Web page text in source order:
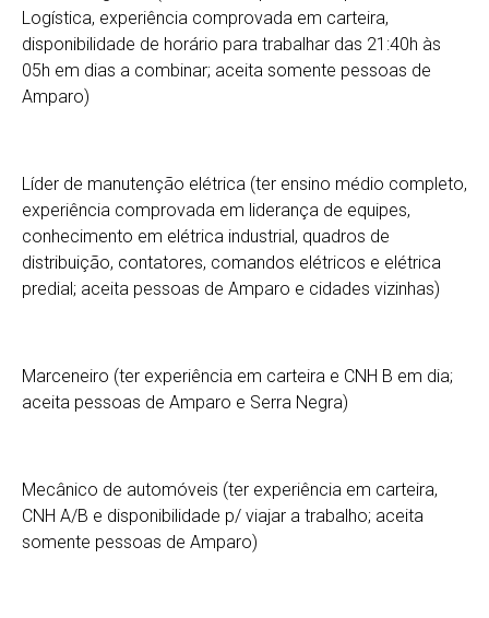
Logística, experiência comprovada em carteira,
disponibilidade de horário para trabalhar das 21:40h às
05h em dias a combinar; aceita somente pessoas de
Amparo)
Líder de manutenção elétrica (ter ensino médio completo,
experiência comprovada em liderança de equipes,
conhecimento em elétrica industrial, quadros de
distribuição, contatores, comandos elétricos e elétrica
predial; aceita pessoas de Amparo e cidades vizinhas)
Marceneiro (ter experiência em carteira e CNH B em dia;
aceita pessoas de Amparo e Serra Negra)
Mecânico de automóveis (ter experiência em carteira,
CNH A/B e disponibilidade p/ viajar a trabalho; aceita
somente pessoas de Amparo)